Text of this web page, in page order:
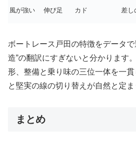
風が強い 伸び足 カド 差し
ボートレース戸田の特徴をデータ
造”の翻訳にすぎないと分かります
形、整備と乗り味の三位一体を一
と堅実の線の切り替えが自然と定ま
まとめ